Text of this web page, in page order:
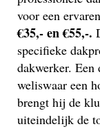
voor een
€35,- en €55,-.
specifieke
dakwerker. Een
weliswaar een
brengt hij de
uiteindelijk de